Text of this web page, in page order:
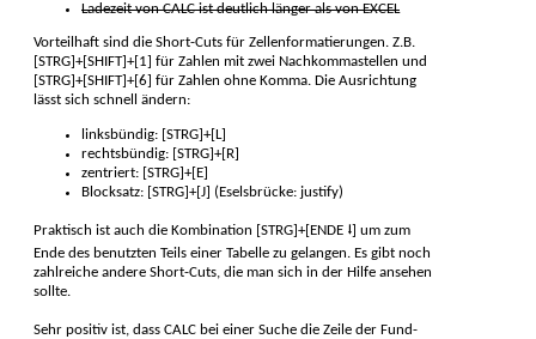
Ladezeit von CALC ist deutlich länger als von EXCEL
Vorteilhaft sind die Short-Cuts für Zellenformatierungen. Z.B.
[STRG]+[SHIFT]+[1] für Zahlen mit zwei Nachkommastellen und
[STRG]+[SHIFT]+[6] für Zahlen ohne Komma. Die Ausrichtung
lässt sich schnell ändern:
linksbündig: [STRG]+[L]
rechtsbündig: [STRG]+[R]
zentriert: [STRG]+[E]
Blocksatz: [STRG]+[J] (Eselsbrücke: justify)
Praktisch ist auch die Kombination [STRG]+[ENDE ⭣] um zum
Ende des benutzten Teils einer Tabelle zu gelangen. Es gibt noch
zahlreiche andere Short-Cuts, die man sich in der Hilfe an­sehen
sollte.
Sehr positiv ist, dass CALC bei einer Suche die Zeile der Fund­